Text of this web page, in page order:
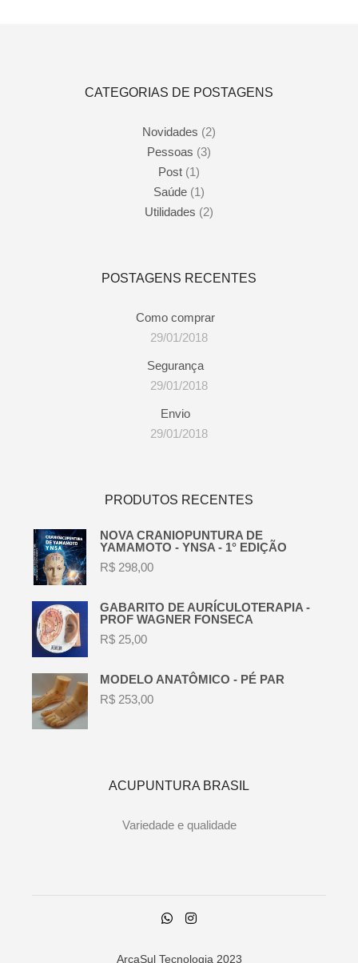
CATEGORIAS DE POSTAGENS
Novidades (2)
Pessoas (3)
Post (1)
Saúde (1)
Utilidades (2)
POSTAGENS RECENTES
Como comprar
29/01/2018
Segurança
29/01/2018
Envio
29/01/2018
PRODUTOS RECENTES
NOVA CRANIOPUNTURA DE
YAMAMOTO - YNSA - 1° EDIÇÃO
R$ 298,00
GABARITO DE AURÍCULOTERAPIA -
PROF WAGNER FONSECA
R$ 25,00
MODELO ANATÔMICO - PÉ PAR
R$ 253,00
ACUPUNTURA BRASIL
Variedade e qualidade
ArcaSul Tecnologia2023